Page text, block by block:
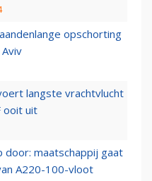
opschorting
langste vrachtvlucht
ooit uit
door: maatschappij gaat
A220-100-vloot